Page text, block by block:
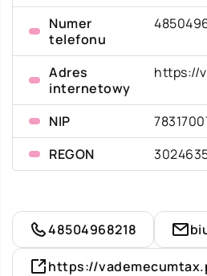
Numer
telefonu
Adres
internetowy
https://
NIP
REGON
48504968218
https://